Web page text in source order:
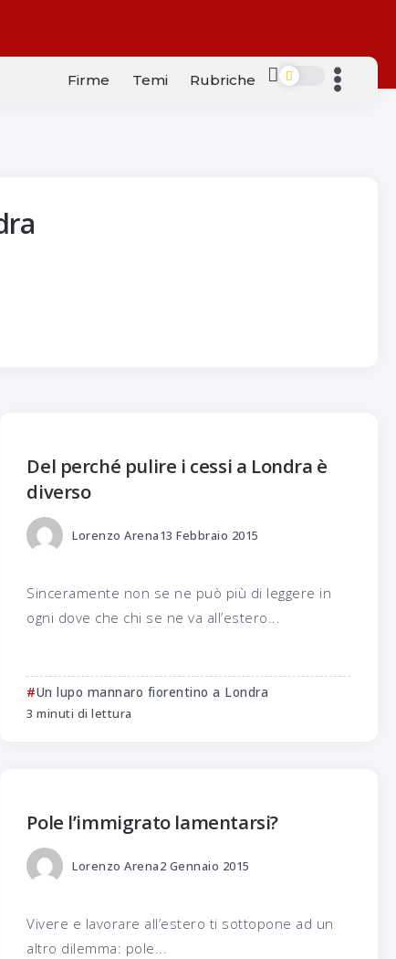
Firme Temi Rubriche
Del perché pulire i cessi a Londra è
diverso
Lorenzo Arena13 Febbraio 2015
Sinceramente non se ne può più di leggere in
ogni dove che chi se ne va all’estero...
Un lupo mannaro fiorentino a Londra
3 minuti di lettura
Pole l’immigrato lamentarsi?
Lorenzo Arena2 Gennaio 2015
Vivere e lavorare all’estero ti sottopone ad un
altro dilemma: pole...